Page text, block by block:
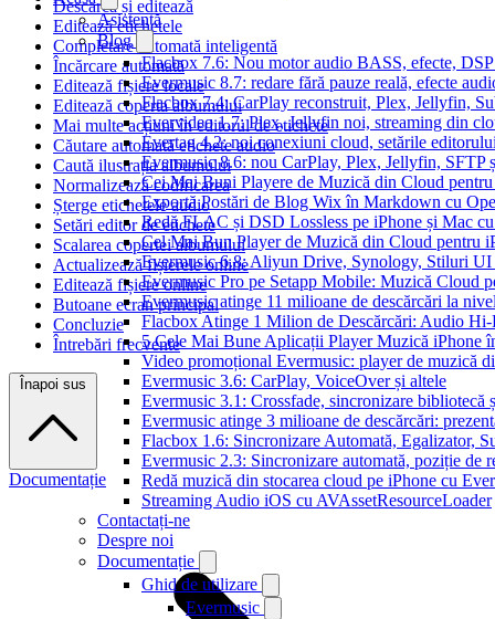
Asistență
Blog
Flacbox 7.6: Nou motor audio BASS, efecte,
Evermusic 8.7: redare fără pauze reală, efecte
Flacbox 7.4: CarPlay reconstruit, Plex, Jellyfin,
Evervideo 1.7: Plex, Jellyfin noi, streaming din
Evertag 4.2: noi conexiuni cloud, setările
Evermusic 8.6: nou CarPlay, Plex, Jellyfin, SFTP
Cei Mai Buni Playere de Muzică din Cloud
Exportă Postări de Blog Wix în Markdown cu
Redă FLAC și DSD Lossless pe iPhone și Mac
Cel Mai Bun Player de Muzică din Cloud pentru
Evermusic 6.8: Aliyun Drive, Synology, Stiluri
Evermusic Pro pe Setapp Mobile: Muzică Cloud
Evermusic atinge 11 milioane de descărcări la
Flacbox Atinge 1 Milion de Descărcări: Audio Hi-
5 Cele Mai Bune Aplicații Player Muzică iPhone
Video promoțional Evermusic: player de muzică
Evermusic 3.6: CarPlay, VoiceOver și altele
Evermusic 3.1: Crossfade, sincronizare bibliotecă
Evermusic atinge 3 milioane de descărcări:
Flacbox 1.6: Sincronizare Automată, Egalizator,
Evermusic 2.3: Sincronizare automată, poziție de
Redă muzică din stocarea cloud pe iPhone cu
Streaming Audio iOS cu AVAssetResourceLoader
Contactați-ne
Despre noi
Documentație
Ghid de utilizare
Evermusic
Descarcă și editează
Editează etichetele
Completare automată inteligentă
Încărcare automată
Editează fișiere locale
Editează coperta albumului
Mai multe acțiuni în editorul de etichete
Căutare automată etichete audio
Caută ilustrația albumului
Normalizează codificarea
Șterge etichetele audio
Setări editor de etichete
Scalarea copertei albumului
Actualizează fișierele online
Editează fișiere online
Butoane ecran principal
Concluzie
Întrebări frecvente
Înapoi sus
Documentație